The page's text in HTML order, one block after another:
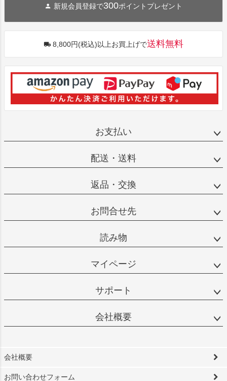
新規会員登録で300ポイントプレゼント
8,800円(税込)以上お買上げで送料無料
お支払い
配送・送料
返品・交換
お問合せ先
読み物
マイページ
サポート
会社概要
会社概要
お問い合わせフォーム